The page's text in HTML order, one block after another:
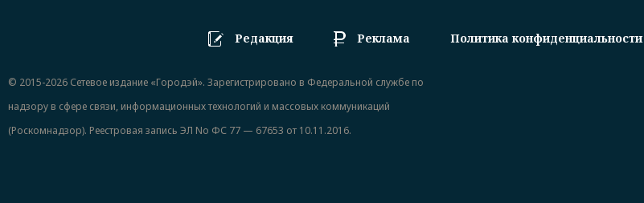
Редакция Реклама Политика конфиденциальности
© 2015-2026 Сетевое издание «Городэй». Зарегистрировано в Федеральной службе по
надзору в сфере связи, информационных технологий и массовых коммуникаций
(Роскомнадзор). Реестровая запись ЭЛ No ФС 77 — 67653 от 10.11.2016.